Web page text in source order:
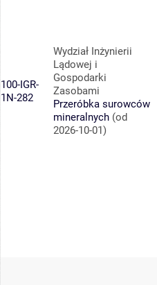
100-IGR-
1N-282
Wydział Inżynierii
Lądowej i
Gospodarki
Zasobami
Przeróbka surowców
mineralnych (od
2026-10-01)